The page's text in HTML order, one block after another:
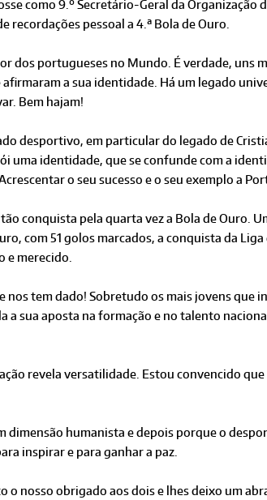
como 9.º Secretário-Geral da Organização
recordações pessoal a 4.ª Bola de Ouro.
dos portugueses no Mundo. É verdade, uns
a sua identidade. Há um legado
Bem hajam!
desportivo, em particular do legado de
uma identidade, que se confunde com a
o seu sucesso e o seu exemplo a
conquista pela quarta vez a Bola de Ouro.
com 51 golos marcados, a conquista da Liga
e merecido.
tem dado! Sobretudo os mais jovens que
a sua aposta na formação e no talento
revela versatilidade. Estou convencido
humanista e depois porque o
inspirar e para ganhar a paz.
nosso obrigado aos dois e lhes deixo um